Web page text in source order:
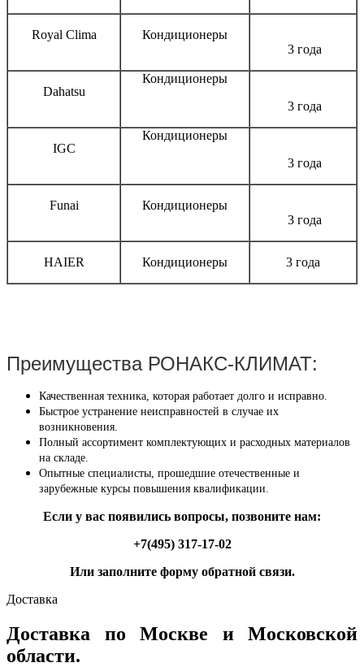
Royal Clima
Кондиционеры
3 года
Dahatsu
Кондиционеры
3 года
IGC
Кондиционеры
3 года
Funai
Кондиционеры
3 года
HAIER Кондиционеры 3 года
Преимущества РОНАКС-КЛИМАТ:
Качественная техника, которая работает долго и исправно.
Быстрое устранение неисправностей в случае их
возникновения.
Полный ассортимент комплектующих и расходных материалов
на складе.
Опытные специалисты, прошедшие отечественные и
зарубежные курсы повышения квалификации.
Если у вас появились вопросы, позвоните нам:
+7(495) 317-17-02
Или заполните форму обратной связи.
Доставка
Доставка по Москве и Московской
области.